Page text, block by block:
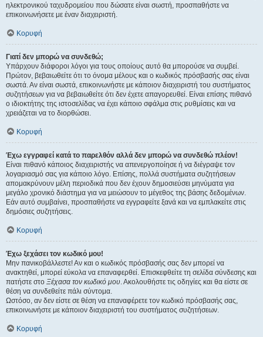
ηλεκτρονικού ταχυδρομείου που δώσατε είναι σωστή, προσπαθήστε να
επικοινωνήσετε με έναν διαχειριστή.
Κορυφή
Γιατί δεν μπορώ να συνδεθώ;
Υπάρχουν διάφοροι λόγοι για τους οποίους αυτό θα μπορούσε να συμβεί.
Πρώτον, βεβαιωθείτε ότι το όνομα μέλους και ο κωδικός πρόσβασής σας είναι
σωστά. Αν είναι σωστά, επικοινωνήστε με κάποιον διαχειριστή του συστήματος
συζητήσεων για να βεβαιωθείτε ότι δεν έχετε απαγορευθεί. Είναι επίσης πιθανό
ο ιδιοκτήτης της ιστοσελίδας να έχει κάποιο σφάλμα στις ρυθμίσεις και να
χρειάζεται να το διορθώσει.
Κορυφή
Έχω εγγραφεί κατά το παρελθόν αλλά δεν μπορώ να συνδεθώ πλέον!
Είναι πιθανό κάποιος διαχειριστής να απενεργοποίησε ή να διέγραψε τον
λογαριασμό σας για κάποιο λόγο. Επίσης, πολλά συστήματα συζητήσεων
απομακρύνουν μέλη περιοδικά που δεν έχουν δημοσιεύσει μηνύματα για
μεγάλο χρονικό διάστημα για να μειώσουν το μέγεθος της βάσης δεδομένων.
Εάν αυτό συμβαίνει, προσπαθήστε να εγγραφείτε ξανά και να εμπλακείτε στις
δημόσιες συζητήσεις.
Κορυφή
Έχω ξεχάσει τον κωδικό μου!
Μην πανικοβάλλεστε! Αν και ο κωδικός πρόσβασής σας δεν μπορεί να
ανακτηθεί, μπορεί εύκολα να επαναφερθεί. Επισκεφθείτε τη σελίδα σύνδεσης και
πατήστε στο Ξέχασα τον κωδικό μου. Ακολουθήστε τις οδηγίες και θα είστε σε
θέση να συνδεθείτε πάλι σύντομα.
Ωστόσο, αν δεν είστε σε θέση να επαναφέρετε τον κωδικό πρόσβασής σας,
επικοινωνήστε με κάποιον διαχειριστή του συστήματος συζητήσεων.
Κορυφή